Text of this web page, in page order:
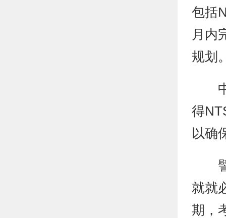
包括
月内
规划
得
以确
就就
期，